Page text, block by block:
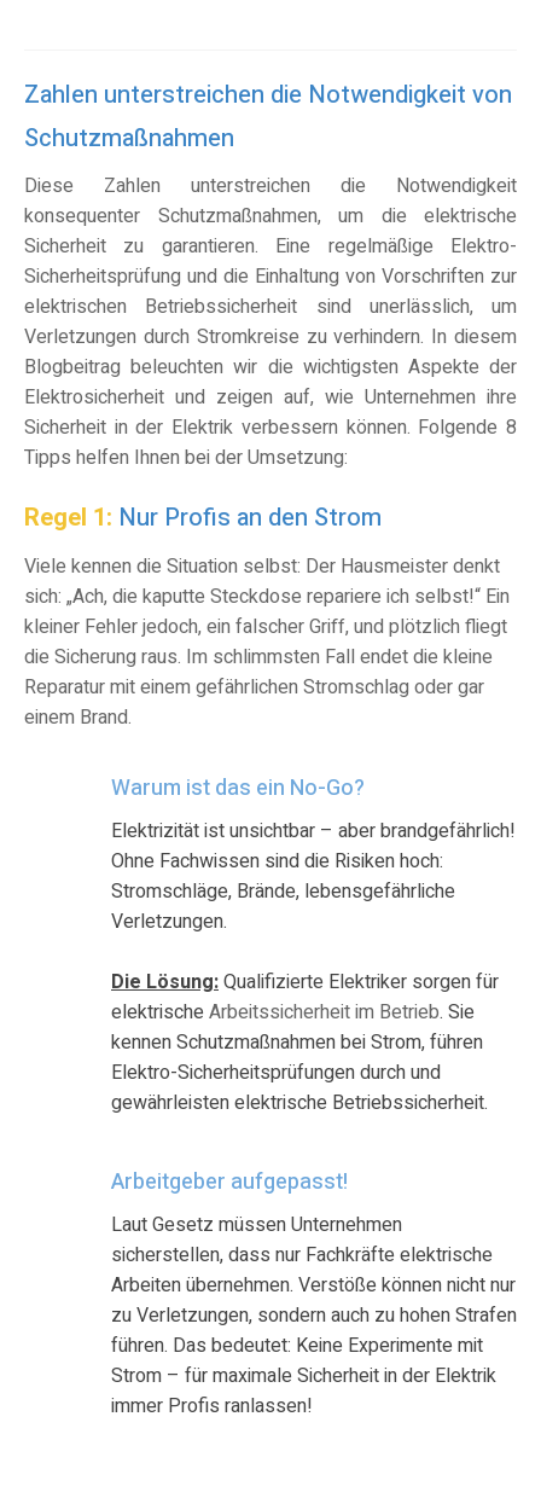
Zahlen unterstreichen die Notwendigkeit von
Schutzmaßnahmen
Diese Zahlen unterstreichen die Notwendigkeit
konsequenter Schutzmaßnahmen, um die elektrische
Sicherheit zu garantieren. Eine regelmäßige Elektro-
Sicherheitsprüfung und die Einhaltung von Vorschriften zur
elektrischen Betriebssicherheit sind unerlässlich, um
Verletzungen durch Stromkreise zu verhindern. In diesem
Blogbeitrag beleuchten wir die wichtigsten Aspekte der
Elektrosicherheit und zeigen auf, wie Unternehmen ihre
Sicherheit in der Elektrik verbessern können. Folgende 8
Tipps helfen Ihnen bei der Umsetzung:
Regel 1: Nur Profis an den Strom
Viele kennen die Situation selbst: Der Hausmeister denkt
sich: „Ach, die kaputte Steckdose repariere ich selbst!“ Ein
kleiner Fehlerjedoch, ein falscher Griff, und plötzlich fliegt
die Sicherung raus. Im schlimmsten Fall endetdie kleine
Reparaturmit einem gefährlichen Stromschlag oder gar
einem Brand.
Warum ist das ein No-Go?
Elektrizität ist unsichtbar – aber brandgefährlich!
Ohne Fachwissen sind die Risiken hoch:
Stromschläge, Brände, lebensgefährliche
Verletzungen.
Die Lösung:Qualifizierte Elektriker sorgen für
elektrischeArbeitssicherheit im Betrieb. Sie
kennen Schutzmaßnahmen bei Strom, führen
Elektro-Sicherheitsprüfungen durch und
gewährleisten elektrische Betriebssicherheit.
Arbeitgeber aufgepasst!
Laut Gesetz müssen Unternehmen
sicherstellen, dass nur Fachkräfte elektrische
Arbeiten übernehmen. Verstöße können nicht nur
zu Verletzungen, sondern auch zu hohen Strafen
führen. Das bedeutet: Keine Experimente mit
Strom – für maximale Sicherheit in der Elektrik
immer Profis ranlassen!